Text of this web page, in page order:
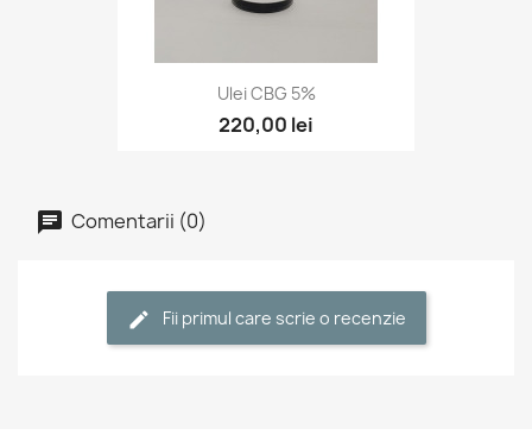
Ulei CBG 5%
220,00 lei
Comentarii (0)
Fii primul care scrie o recenzie